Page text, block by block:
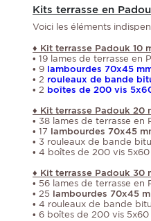
Kits terrasse en
Voici les éléments
♦ Kit terrasse Padouk 10
• 19 lames de terrasse en
• 9 lambourdes 70x45
• 2 rouleaux de bande
• 2 boîtes de 200 vis
♦ Kit terrasse Padouk 20
• 38 lames de terrasse en
• 17 lambourdes 70x45
• 3 rouleaux de bande
• 4 boîtes de 200 vis 5x60
♦ Kit terrasse Padouk 30
• 56 lames de terrasse en
• 25 lambourdes 70x45
• 4 rouleaux de bande
• 6 boîtes de 200 vis 5x60